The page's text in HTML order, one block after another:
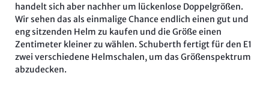
handelt sich aber nachher um lückenlose Doppelgrößen.
Wir sehen das als einmalige Chance endlich einen gut und
eng sitzenden Helm zu kaufen und die Größe einen
Zentimeter kleiner zu wählen. Schuberth fertigt für den E1
zwei verschiedene Helmschalen, um das Größenspektrum
abzudecken.